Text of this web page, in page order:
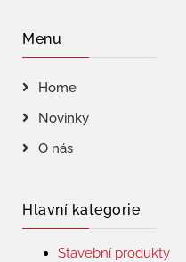
Menu
Home
Novinky
O nás
Hlavní kategorie
Stavební produkty